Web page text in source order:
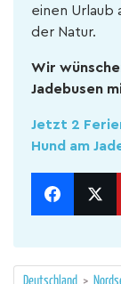
einen Urlaub
der Natur.
Wir
Jadebusen
Jetzt 2
Hund am
Deutschland >